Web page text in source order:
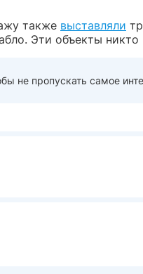
также выставляли
Эти объекты никто
не пропускать самое